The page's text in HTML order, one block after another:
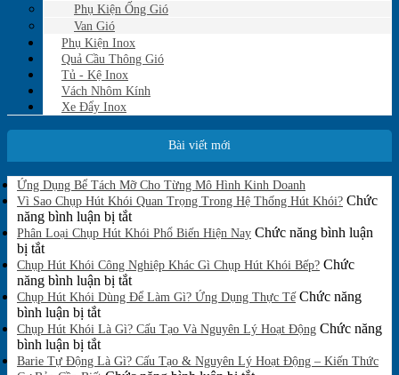
Phụ Kiện Ống Gió
Van Gió
Phụ Kiện Inox
Quả Cầu Thông Gió
Tủ - Kệ Inox
Vách Nhôm Kính
Xe Đẩy Inox
Bài viết mới
Ứng Dụng Bể Tách Mỡ Cho Từng Mô Hình Kinh Doanh
có
bình
luận
ở
Dụng
Tách
Cho
Từng
Hình
Vì Sao Chụp Hút Khói Quan Trọng Trong Hệ Thống Hút Khói? Chức
năng bình luận bị tắtở
Vì
Chụp
Hút
Khói
Trọng
Hệ
Phân Loại Chụp Hút Khói Phổ Biến Hiện Nay Chức năng bình luận
bị tắtở
Phân
Loại
Chụp
Hút
Khói
Phổ
Biến
Chụp Hút Khói Công Nghiệp Khác Gì Chụp Hút Khói Bếp? Chức
năng bình luận bị tắtở
Chụp
Khói
Nghiệp
Chụp Hút Khói Dùng Để Làm Gì? Ứng Dụng Thực Tế Chức năng
bình luận bị tắtở
Chụp
Hút
Khói
Chụp Hút Khói Là Gì? Cấu Tạo Và Nguyên Lý Hoạt Động Chức năng
bình luận bị tắtở
Chụp
Barie Tự Động Là Gì? Cấu Tạo & Nguyên Lý Hoạt Động – Kiến Thức